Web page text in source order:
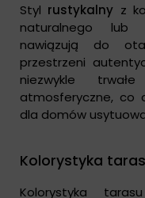
Styl rustykalny z
naturalnego lub
nawiązują do
przestrzeni
niezwykle
atmosferyczne, co
dla domów
Kolorystyka
Kolorystyka